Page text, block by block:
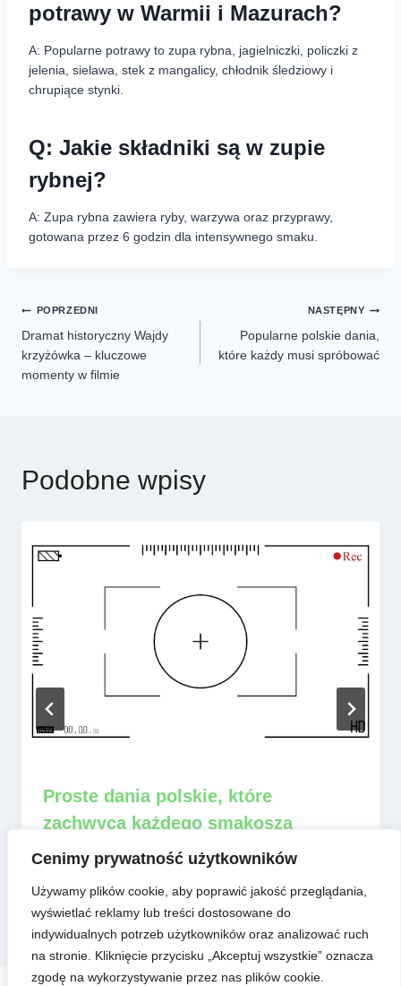
Cenimy prywatność użytkowników
Używamy plików cookie, aby poprawić jakość przeglądania,
wyświetlać reklamy lub treści dostosowane do
indywidualnych potrzeb użytkowników oraz analizować ruch
na stronie. Kliknięcie przycisku „Akceptuj wszystkie” oznacza
zgodę na wykorzystywanie przez nas plików cookie.
potrawy w Warmii i Mazurach?
A: Popularne potrawy to zupa rybna, jagielniczki, policzki z
jelenia, sielawa, stek z mangalicy, chłodnik śledziowy i
chrupiące stynki.
Q: Jakie składniki są w zupie
rybnej?
A: Zupa rybna zawiera ryby, warzywa oraz przyprawy,
gotowana przez 6 godzin dla intensywnego smaku.
POPRZEDNI
Dramat historyczny Wajdy
krzyżówka – kluczowe
momenty w filmie
NASTĘPNY
Popularne polskie dania,
które każdy musi spróbować
Podobne wpisy
Proste dania polskie, które
zachwycą każdego smakosza
Przez admin 13 czerwca, 2025